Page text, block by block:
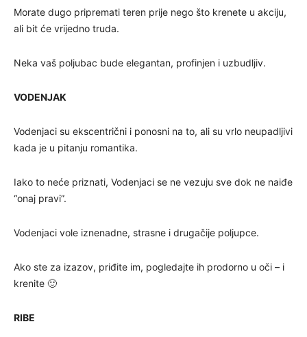
Morate dugo pripremati teren prije nego što krenete u akciju,
ali bit će vrijedno truda.
Neka vaš poljubac bude elegantan, profinjen i uzbudljiv.
VODENJAK
Vodenjaci su ekscentrični i ponosni na to, ali su vrlo neupadljivi
kada je u pitanju romantika.
Iako to neće priznati, Vodenjaci se ne vezuju sve dok ne naiđe
“onaj pravi”.
Vodenjaci vole iznenadne, strasne i drugačije poljupce.
Ako ste za izazov, priđite im, pogledajte ih prodorno u oči – i
krenite 🙂
RIBE